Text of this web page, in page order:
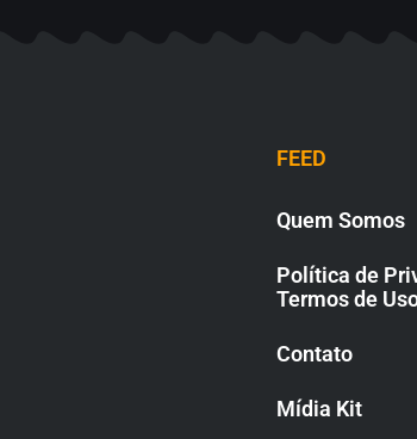
FEED
Quem Somos
Política de
Termos de
Contato
Mídia Kit